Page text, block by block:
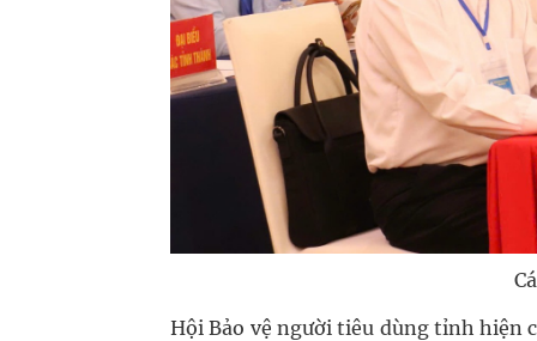
Hội Bảo vệ người tiêu dùng tỉnh hiện